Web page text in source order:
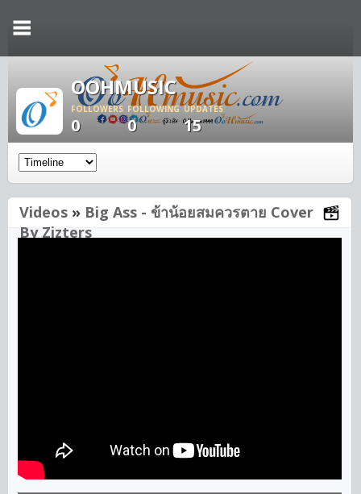
OOHMUSIC
FOLLOWERS
0
FOLLOWING
0
UPDATES
15
Videos » Big Ass - ข้าน้อยสมควรตาย Cover
By Zizters